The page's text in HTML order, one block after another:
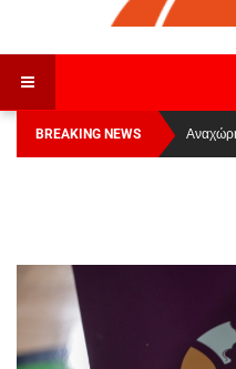
BREAKING NEWS
Οι
League 1